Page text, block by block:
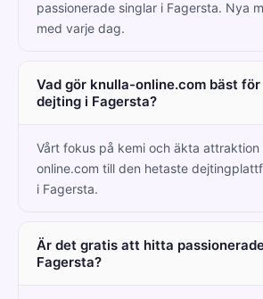
passionerade singlar i Fagersta. Nya
med varje dag.
Vad gör knulla-online.com bäst
dejting i Fagersta?
Vårt fokus på kemi och äkta
online.com till den hetaste
i Fagersta.
Är det gratis att hitta
Fagersta?